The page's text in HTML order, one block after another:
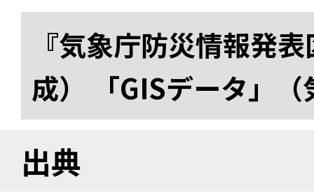
『気象庁防災情報発
成） 「GISデータ」
出典